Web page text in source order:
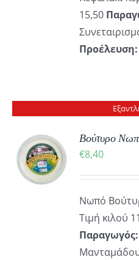
15,50
Προέλευση:
Βούτυρο
€8,40
Νωπό
Τιμή κιλού
Παραγωγός: